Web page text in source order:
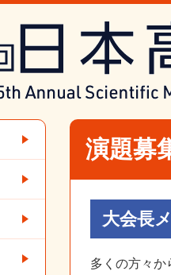
演題募
大会長
多くの方々か